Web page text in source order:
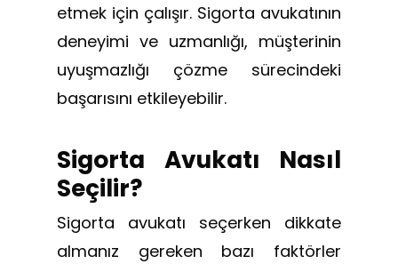
etmek için çalışır. Sigorta avukatının
deneyimi ve uzmanlığı, müşterinin
uyuşmazlığı çözme sürecindeki
başarısını etkileyebilir.
Sigorta Avukatı Nasıl
Seçilir?
Sigorta avukatı seçerken dikkate
almanız gereken bazı faktörler